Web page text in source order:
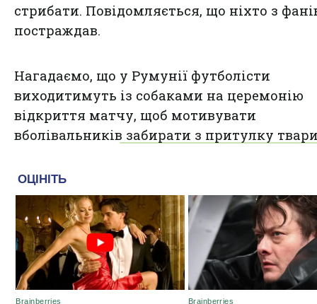
стрибати. Повідомляється, що ніхто з
постраждав.
Нагадаємо, що у Румунії футболісти
виходитимуть із собаками на церемонію
відкриття матчу, щоб мотивувати
вболівальників забирати з притулку